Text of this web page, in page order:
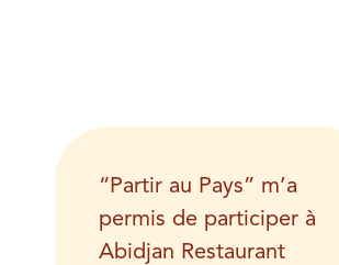
“Partir au Pays” m’a
permis de participer à
Abidjan Restaurant